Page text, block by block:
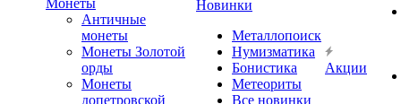
Монеты
Античные
монеты
Монеты Золотой
орды
Монеты
допетровской
Новинки
Металлопоиск
Нумизматика
Бонистика
Метеориты
Все новинки
Акции